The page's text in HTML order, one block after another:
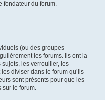
fondateur du forum.
(ou des groupes
les forums. Ils ont la
les verrouiller, les
diviser dans le forum qu’ils
sont présents pour que les
sur le forum.